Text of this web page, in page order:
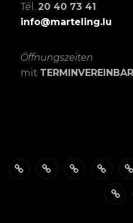
Tél. 20 40 73 41
info@marteling.lu
Öffnungszeiten
mit
FotoSTUDIO
Schnell